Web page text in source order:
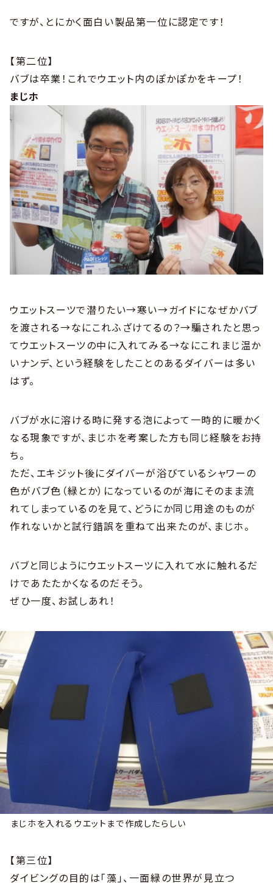
ですが、とにかく面白い製品第一位に認定です！
【第二位】
バブは卒業！これでウエット内のぽかぽかをキープ！
まじホ
ウエットスーツで潜りたい→寒い→ガイドになぜかバブ
を渡される→なにこれふざけてるの？→騙されたと思っ
てウエットスーツの中に入れてみる→なにこれまじ温か
いナンデ、という経験をしたことのあるダイバーは多い
はず。
バブが水に溶ける時に発する泡によって一時的に暖かく
なる現象ですが、まじホを考案した方も同じ経験をお持
ち。
ただ、エキジット後にダイバーが浴びているシャワーの
色がバブ色（緑とか）になっているのが海にそのまま流
れてしまっているのを見て、どうにか同じ用途のものが
作れないかと試行錯誤を重ねて出来たのが、まじホ。
バブと同じようにウエットスーツに入れて水に触れるだ
けであたたかくなるのだそう。
ぜひ一度、お試しあれ！
まじホを入れるウエットまで作成したらしい
【第三位】
ダイビングの目的は「藻」、一面緑の世界が見立つ